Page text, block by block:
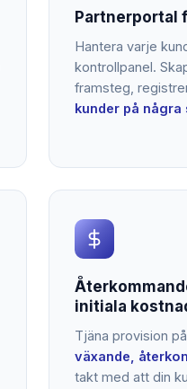
Partnerportal
Hantera varje
kontrollpanel.
framsteg,
kunder på några
initiala
Tjäna provision
växande,
takt med att din